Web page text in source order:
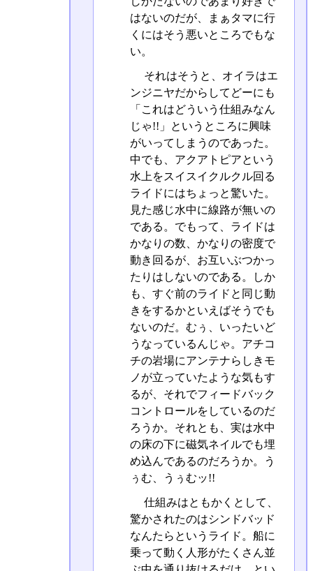
はないのだが、まぁタマに行
くにはそう悪いところでもな
い。
それはそうと、オイラはエ
ンジニヤだからしてどーにも
「これはどういう仕組みなん
じゃ!!」というところに興味
がいってしまうのであった。
中でも、アクアトピアという
水上をスイスイクルクル回る
ライドにはちょっと驚いた。
見た感じ水中に線路が無いの
である。でもって、ライドは
かなりの数、かなりの密度で
動き回るが、お互いぶつかっ
たりはしないのである。しか
も、すぐ前のライドと同じ動
きをするかといえばそうでも
ないのだ。むぅ、いったいど
うなっているんじゃ。アチコ
チの岩場にアンテナらしきモ
ノが立っていたような気もす
るが、それでフィードバック
コントロールをしているのだ
ろうか。それとも、実は水中
の床の下に磁気ネイルでも埋
め込んであるのだろうか。う
ぅむ、うぅむッ!!
仕組みはともかくとして、
驚かされたのはシンドバッド
なんたらというライド。船に
乗って動く人形がたくさん並